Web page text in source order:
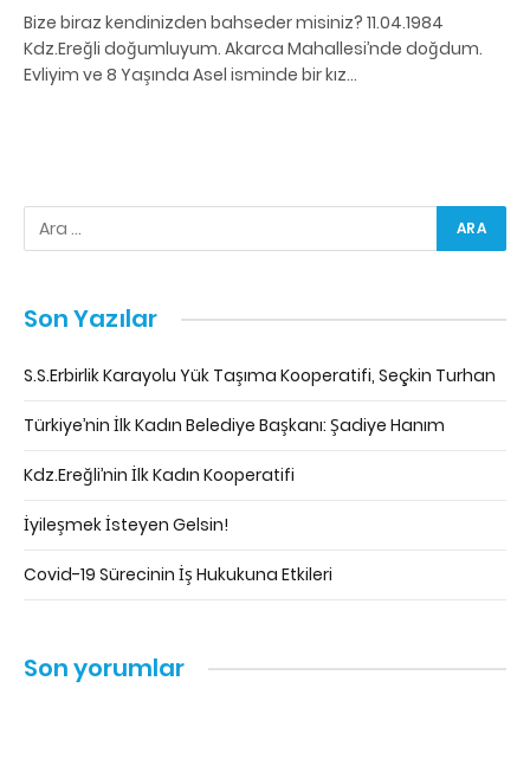
Bize biraz kendinizden bahseder misiniz? 11.04.1984
Kdz.Ereğli doğumluyum. Akarca Mahallesi’nde doğdum.
Evliyim ve 8 Yaşında Asel isminde bir kız…
Son Yazılar
S.S.Erbirlik Karayolu Yük Taşıma Kooperatifi, Seçkin Turhan
Türkiye’nin İlk Kadın Belediye Başkanı: Şadiye Hanım
Kdz.Ereğli’nin İlk Kadın Kooperatifi
İyileşmek İsteyen Gelsin!
Covid-19 Sürecinin İş Hukukuna Etkileri
Son yorumlar